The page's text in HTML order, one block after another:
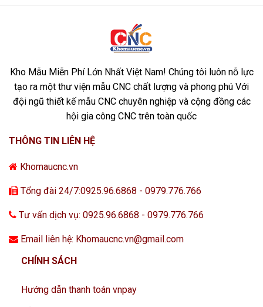
Kho Mẫu Miễn Phí Lớn Nhất Việt Nam! Chúng tôi luôn nỗ lực
tạo ra một thư viện mẫu CNC chất lượng và phong phú Với
đội ngũ thiết kế mẫu CNC chuyên nghiệp và cộng đồng các
hội gia công CNC trên toàn quốc
THÔNG TIN LIÊN HỆ
Khomaucnc.vn
Tổng đài 24/7:0925.96.6868 - 0979.776.766
Tư vấn dịch vụ: 0925.96.6868 - 0979.776.766
Email liên hệ: Khomaucnc.vn@gmail.com
CHÍNH SÁCH
Hướng dẫn thanh toán vnpay